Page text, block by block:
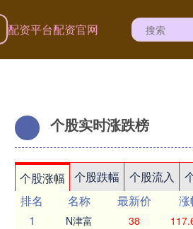
配资平台配资官网
个股实时涨跌榜
个股涨幅 个股跌幅 个股流入
排名
名称 最新价 涨
1
N津富 38